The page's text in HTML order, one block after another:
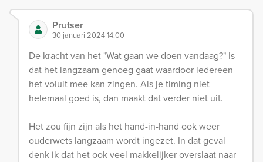
Prutser
30 januari 2024 14:00
De kracht van het "Wat gaan we doen vandaag?" Is
dat het langzaam genoeg gaat waardoor iedereen
het voluit mee kan zingen. Als je timing niet
helemaal goed is, dan maakt dat verder niet uit.
Het zou fijn zijn als het hand-in-hand ook weer
ouderwets langzaam wordt ingezet. In dat geval
denk ik dat het ook veel makkelijker overslaat naar